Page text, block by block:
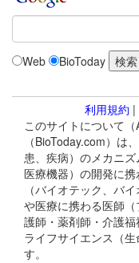
Web BioToday
利用規約 |
このサイトについて
（BioToday.com）は
患、疾病）のメカニズ
医療機器）の開発に
（バイオテック、バ
や医療に携わる医師
護師・薬剤師・介護
ライフサイエンス（
す。